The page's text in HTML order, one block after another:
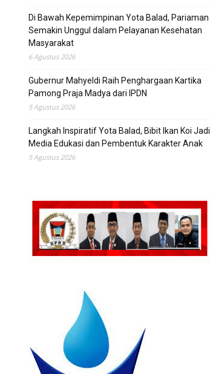
Di Bawah Kepemimpinan Yota Balad, Pariaman
Semakin Unggul dalam Pelayanan Kesehatan
Masyarakat
6 Agustus 2026
Gubernur Mahyeldi Raih Penghargaan Kartika
Pamong Praja Madya dari IPDN
5 Agustus 2026
Langkah Inspiratif Yota Balad, Bibit Ikan Koi Jadi
Media Edukasi dan Pembentuk Karakter Anak
5 Agustus 2026